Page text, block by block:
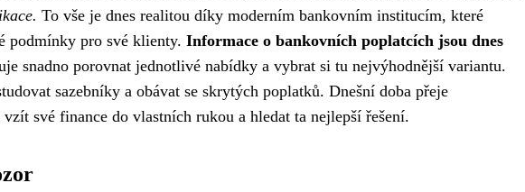
To vše je dnes realitou díky moderním bankovním institucím, které
podmínky pro své klienty. Informace o bankovních poplatcích jsou dnes
snadno porovnat jednotlivé nabídky a vybrat si tu nejvýhodnější variantu.
sazebníky a obávat se skrytých poplatků. Dnešní doba přeje
své finance do vlastních rukou a hledat ta nejlepší řešení.